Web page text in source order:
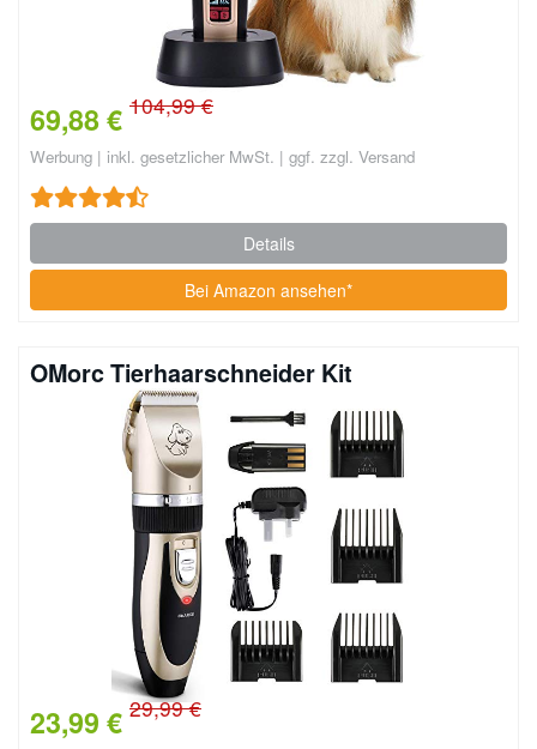
69,88 € 104,99 €
Werbung | inkl. gesetzlicher MwSt. | ggf. zzgl. Versand
Details
Bei Amazon ansehen*
OMorc Tierhaarschneider Kit
23,99 € 29,99 €